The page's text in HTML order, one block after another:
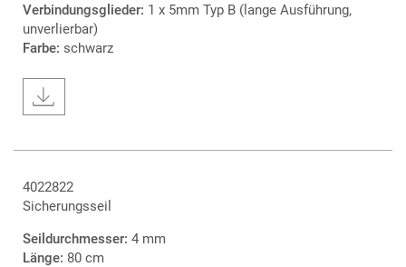
Verbindungsglieder: 1 x 5mm Typ B (lange Ausführung,
unverlierbar)
Farbe: schwarz
4022822
Sicherungsseil
Seildurchmesser: 4 mm
Länge: 80 cm